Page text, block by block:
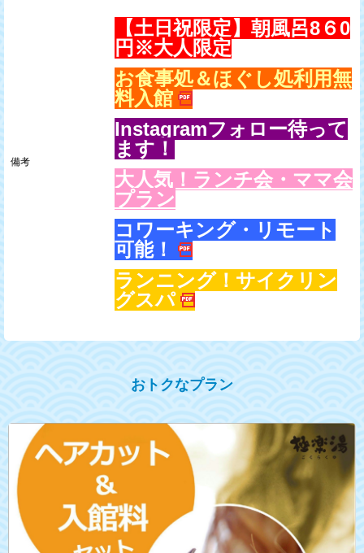
備考
【土日祝限定】朝風呂8６0
円※大人限定
お食事処＆ほぐし処利用無
料入館
Instagramフォロー待って
ます！
大人気！ランチ会・ママ会
プラン
コワーキング・リモート
可能！
ランニング！サイクリン
グスパ
おトクなプラン